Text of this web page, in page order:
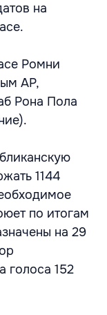
на
Ромни
AP,
Рона Пола
1144
по итогам
на 29
голоса 152